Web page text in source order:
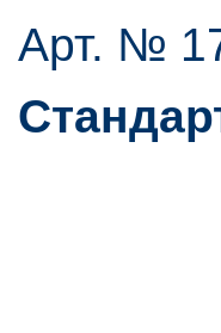
Арт. №